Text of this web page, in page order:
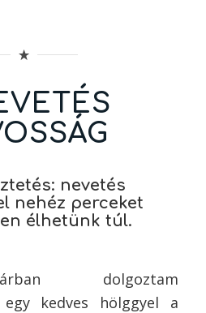
nevetés
nehéz perceket
élhetünk túl.
dolgoztam
egy kedves hölggyel a